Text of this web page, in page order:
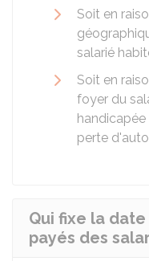
Soit en
salarié
Soit en
foyer du
perte
Qui fixe la
payés des